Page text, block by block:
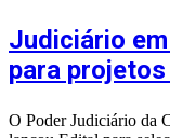
Judiciário
para
O Poder Judiciário da